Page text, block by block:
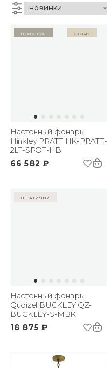
Новинка Скоро
Настенный фонарь
Hinkley PRATT HK-PRATT-
2LT-SPOT-HB
66 582 ₽
в наличии
Настенный фонарь
Quoizel BUCKLEY QZ-
BUCKLEY-S-MBK
18 875 ₽